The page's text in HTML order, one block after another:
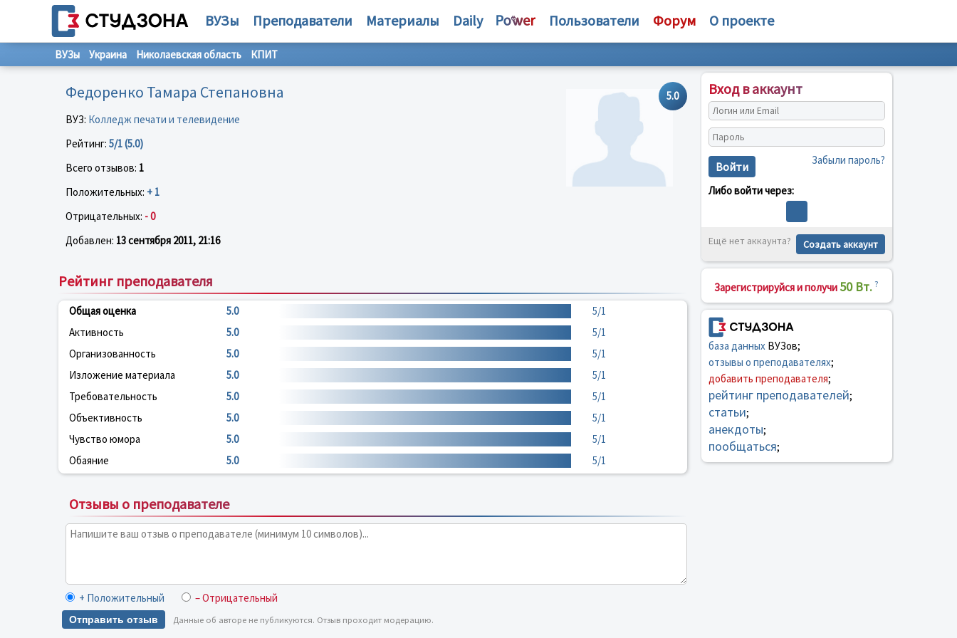
ВУЗы Преподаватели Материалы Daily Пользователи Форум О проекте
ВУЗы Украина Николаевская область КПИТ
5.0
Федоренко Тамара Степановна
ВУЗ: Колледж печати и телевидение
Рейтинг: 5/1 (5.0)
Всего отзывов: 1
Положительных: + 1
Отрицательных: - 0
Добавлен: 13 сентября 2011, 21:16
Рейтинг преподавателя
Общая оценка 5.0
5/1
Активность
5.0
5/1
Организованность
5.0
5/1
Изложение материала
5.0
5/1
Требовательность
5.0
5/1
Объективность
5.0
5/1
Чувство юмора
5.0
5/1
Обаяние
5.0 5/1
Отзывы о преподавателе
+ Положительный – Отрицательный
Отправить отзыв Данные об авторе не публикуются. Отзыв проходит модерацию.
Вход в аккаунт
Войти Забыли пароль?
Либо войти через:
Ещё нет аккаунта? Создать аккаунт
Зарегистрируйся и получи 50 Вт. ?
база данныхВУЗов;
отзывы о преподавателях;
добавить преподавателя;
рейтинг преподавателей;
статьи;
анекдоты;
пообщаться;